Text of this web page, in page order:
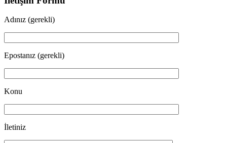
Adınız (gerekli)
Epostanız (gerekli)
Konu
İletiniz